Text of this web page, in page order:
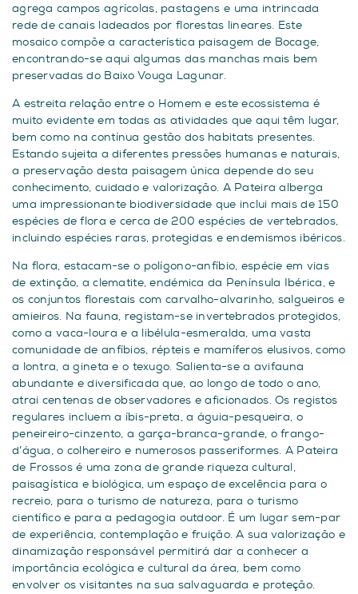
agrega campos agrícolas, pastagens e uma intrincada
rede de canais ladeados por florestas lineares. Este
mosaico compõe a característica paisagem de Bocage,
encontrando-se aqui algumas das manchas mais bem
preservadas do Baixo Vouga Lagunar.
A estreita relação entre o Homem e este ecossistema é
muito evidente em todas as atividades que aqui têm lugar,
bem como na contínua gestão dos habitats presentes.
Estando sujeita a diferentes pressões humanas e naturais,
a preservação desta paisagem única depende do seu
conhecimento, cuidado e valorização. A Pateira alberga
uma impressionante biodiversidade que inclui mais de 150
espécies de flora e cerca de 200 espécies de vertebrados,
incluindo espécies raras, protegidas e endemismos ibéricos.
Na flora, estacam-se o polígono-anfíbio, espécie em vias
de extinção, a clematite, endémica da Península Ibérica, e
os conjuntos florestais com carvalho-alvarinho, salgueiros e
amieiros. Na fauna, registam-se invertebrados protegidos,
como a vaca-loura e a libélula-esmeralda, uma vasta
comunidade de anfíbios, répteis e mamíferos elusivos, como
a lontra, a gineta e o texugo. Salienta-se a avifauna
abundante e diversificada que, ao longo de todo o ano,
atrai centenas de observadores e aficionados. Os registos
regulares incluem a íbis-preta, a águia-pesqueira, o
peneireiro-cinzento, a garça-branca-grande, o frango-
d’água, o colhereiro e numerosos passeriformes. A Pateira
de Frossos é uma zona de grande riqueza cultural,
paisagística e biológica, um espaço de excelência para o
recreio, para o turismo de natureza, para o turismo
científico e para a pedagogia outdoor. É um lugar sem-par
de experiência, contemplação e fruição. A sua valorização e
dinamização responsável permitirá dar a conhecer a
importância ecológica e cultural da área, bem como
envolver os visitantes na sua salvaguarda e proteção.